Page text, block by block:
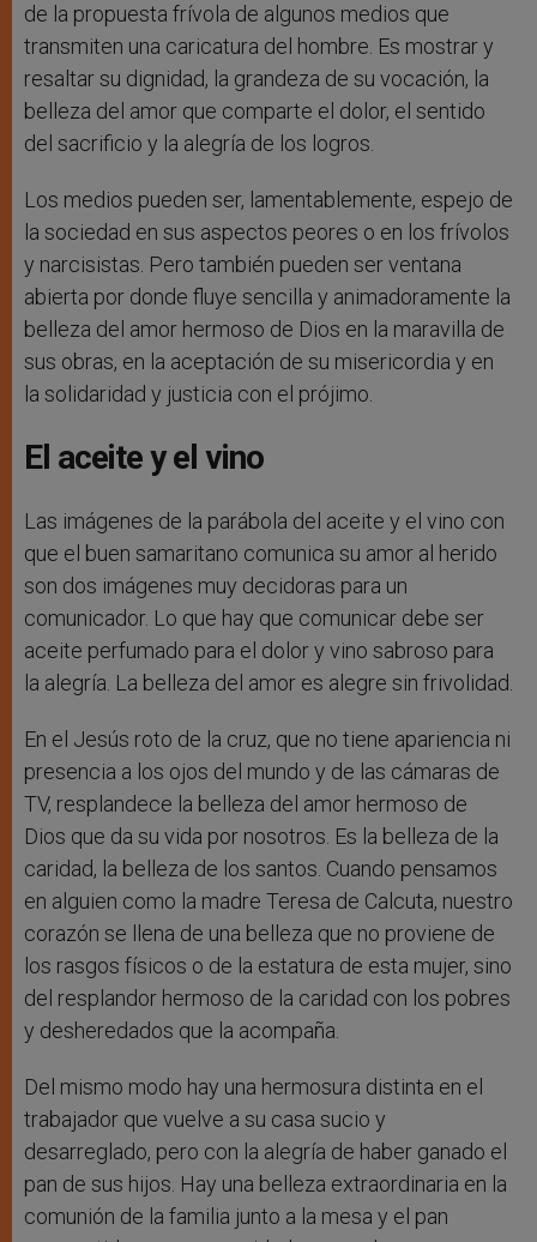
de la propuesta frívola de algunos medios que
transmiten una caricatura del hombre. Es mostrar y
resaltar su dignidad, la grandeza de su vocación, la
belleza del amor que comparte el dolor, el sentido
del sacrificio y la alegría de los logros.
Los medios pueden ser, lamentablemente, espejo de
la sociedad en sus aspectos peores o en los frívolos
y narcisistas. Pero también pueden ser ventana
abierta por donde fluye sencilla y animadoramente la
belleza del amor hermoso de Dios en la maravilla de
sus obras, en la aceptación de su misericordia y en
la solidaridad y justicia con el prójimo.
El aceite y el vino
Las imágenes de la parábola del aceite y el vino con
que el buen samaritano comunica su amor al herido
son dos imágenes muy decidoras para un
comunicador. Lo que hay que comunicar debe ser
aceite perfumado para el dolor y vino sabroso para
la alegría. La belleza del amor es alegre sin frivolidad.
En el Jesús roto de la cruz, que no tiene apariencia ni
presencia a los ojos del mundo y de las cámaras de
TV, resplandece la belleza del amor hermoso de
Dios que da su vida por nosotros. Es la belleza de la
caridad, la belleza de los santos. Cuando pensamos
en alguien como la madre Teresa de Calcuta, nuestro
corazón se llena de una belleza que no proviene de
los rasgos físicos o de la estatura de esta mujer, sino
del resplandor hermoso de la caridad con los pobres
y desheredados que la acompaña.
Del mismo modo hay una hermosura distinta en el
trabajador que vuelve a su casa sucio y
desarreglado, pero con la alegría de haber ganado el
pan de sus hijos. Hay una belleza extraordinaria en la
comunión de la familia junto a la mesa y el pan